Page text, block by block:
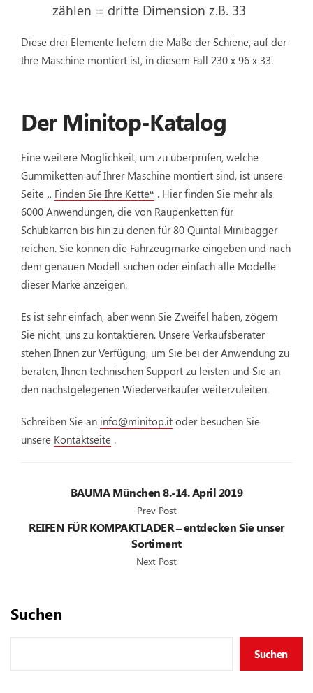
zählen = dritte Dimension z.B. 33
Diese drei Elemente liefern die Maße der Schiene, auf der
Ihre Maschine montiert ist, in diesem Fall 230 x 96 x 33.
Der Minitop-Katalog
Eine weitere Möglichkeit, um zu überprüfen, welche
Gummiketten auf Ihrer Maschine montiert sind, ist unsere
Seite „ Finden Sie Ihre Kette“ . Hier finden Sie mehr als
6000 Anwendungen, die von Raupenketten für
Schubkarren bis hin zu denen für 80 Quintal Minibagger
reichen. Sie können die Fahrzeugmarke eingeben und nach
dem genauen Modell suchen oder einfach alle Modelle
dieser Marke anzeigen.
Es ist sehr einfach, aber wenn Sie Zweifel haben, zögern
Sie nicht, uns zu kontaktieren. Unsere Verkaufsberater
stehen Ihnen zur Verfügung, um Sie bei der Anwendung zu
beraten, Ihnen technischen Support zu leisten und Sie an
den nächstgelegenen Wiederverkäufer weiterzuleiten.
Schreiben Sie an info@minitop.it oder besuchen Sie
unsere Kontaktseite .
BAUMA München 8.-14. April 2019
Prev Post
REIFEN FÜR KOMPAKTLADER – entdecken Sie unser
Sortiment
Next Post
Suchen
Suchen